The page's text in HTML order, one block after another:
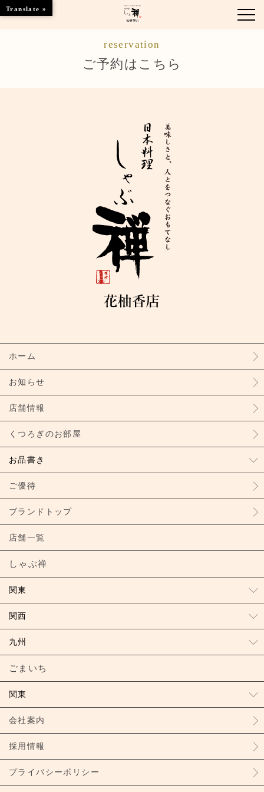
店舗情報
ご優待
ブランドトップ
ご予約はこちら
reservation
ご予約はこちら
ホーム
お知らせ
店舗情報
くつろぎのお部屋
お品書き
ご優待
ブランドトップ
店舗一覧
しゃぶ禅
関東
関西
九州
ごまいち
関東
会社案内
採用情報
プライバシーポリシー
Translate »